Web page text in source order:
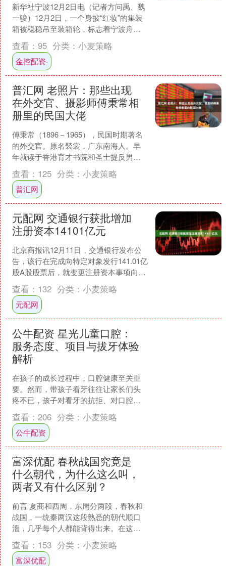
新华社宁波12月2日电（记者方问禹、魏
一骏）12月2日，一个身披“红妆”的集装
箱被稳稳吊至装箱轮，标志着宁波舟山
港年集装箱吞吐量首次突破4000万标准
箱。 从海....
查看： 95 分类： 小麦策略
金控配资·
普汇网 老照片：那些出现
在外交官、摄影师傅秉常相
册里的民国大佬
傅秉常（1896－1965），民国时期著名
的外交官。原名褧裳，广东南海人。早
年就读于香港育才书院和圣士提反男中
学，继入香港大学学习工程。随伍廷芳
步入政坛，曾担任....
查看： 125 分类： 小麦策略
普汇网
元配网 交通银行获批增加
注册资本14101亿元
北京商报讯12月11日，交通银行发布公
告，该行在完成向特定对象发行141.01亿
股A股股票后，就变更注册资本事项向国
家金融监督管理总局提出了申请。近
日，交通银行....
查看： 132 分类： 小麦策略
元配网
公牛配资 星光儿童口腔：
服务态度、项目与拔牙体验
解析
在孩子的成长过程中，口腔健康至关重
要。然而，带孩子看牙往往让家长们头
疼不已，孩子对看牙的抗拒、对口腔机
构服务的担忧等问题层出不穷。星光儿
童口腔门诊凭借其独特的优....
查看： 206 分类： 小麦策略
公牛配资
富深优配 春秋战国究竟是
什么朝代，为什么这么叫，
两者又有什么区别？
前言 夏商和西周，东周分两段，春秋和
战国，一统秦两汉这段熟悉的朝代顺口
溜，几乎每个人都能背得出来。在这些
朝代里，不仅有西周时期文王拉车八百
步的故事，也有秦汉两朝....
查看： 153 分类： 小麦策略
富深优配